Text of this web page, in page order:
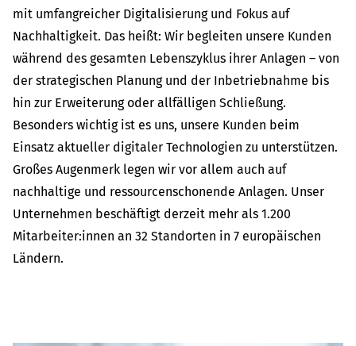
mit umfangreicher Digitalisierung und Fokus auf
Nachhaltigkeit. Das heißt: Wir begleiten unsere Kunden
während des gesamten Lebenszyklus ihrer Anlagen – von
der strategischen Planung und der Inbetriebnahme bis
hin zur Erweiterung oder allfälligen Schließung.
Besonders wichtig ist es uns, unsere Kunden beim
Einsatz aktueller digitaler Technologien zu unterstützen.
Großes Augenmerk legen wir vor allem auch auf
nachhaltige und ressourcenschonende Anlagen. Unser
Unternehmen beschäftigt derzeit mehr als 1.200
Mitarbeiter:innen an 32 Standorten in 7 europäischen
Ländern.